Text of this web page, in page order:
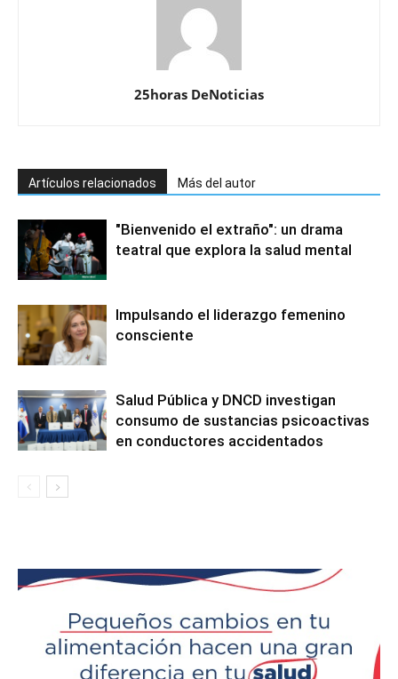
25horas DeNoticias
Artículos relacionados Más del autor
"Bienvenido el extraño": un drama
teatral que explora la salud mental
Impulsando el liderazgo femenino
consciente
Salud Pública y DNCD investigan
consumo de sustancias psicoactivas
en conductores accidentados